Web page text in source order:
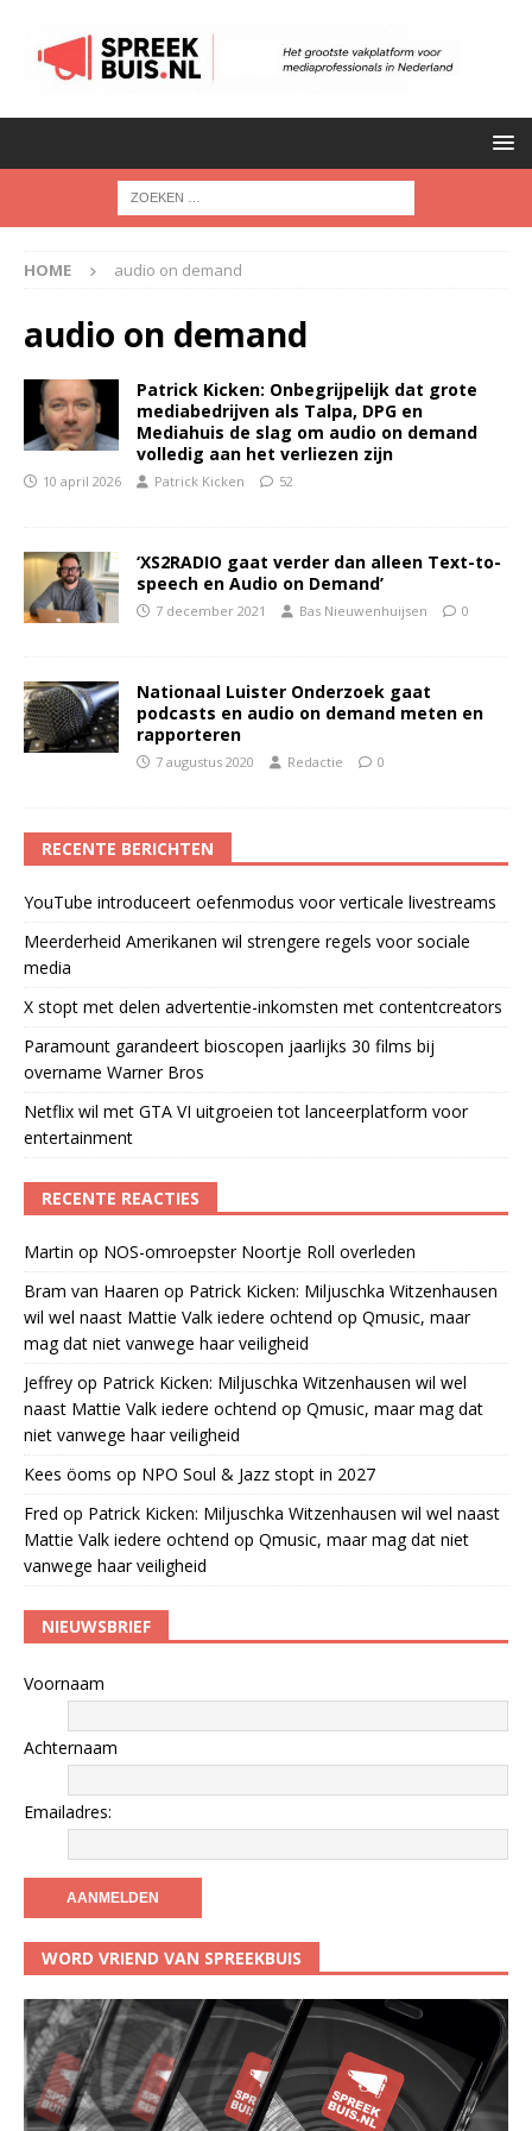
HOME audio on demand
audio on demand
Patrick Kicken: Onbegrijpelijk dat grote
mediabedrijven als Talpa, DPG en
Mediahuis de slag om audio on demand
volledig aan het verliezen zijn
10 april 2026 Patrick Kicken 52
‘XS2RADIO gaat verder dan alleen Text-to-
speech en Audio on Demand’
7 december 2021 Bas Nieuwenhuijsen 0
Nationaal Luister Onderzoek gaat
podcasts en audio on demand meten en
rapporteren
7 augustus 2020 Redactie 0
RECENTE BERICHTEN
YouTube introduceert oefenmodus voor verticale livestreams
Meerderheid Amerikanen wil strengere regels voor sociale
media
X stopt met delen advertentie-inkomsten met contentcreators
Paramount garandeert bioscopen jaarlijks 30 films bij
overname Warner Bros
Netflix wil met GTA VI uitgroeien tot lanceerplatform voor
entertainment
RECENTE REACTIES
Martin op NOS-omroepster Noortje Roll overleden
Bram van Haaren op Patrick Kicken: Miljuschka Witzenhausen
wil wel naast Mattie Valk iedere ochtend op Qmusic, maar
mag dat niet vanwege haar veiligheid
Jeffrey op Patrick Kicken: Miljuschka Witzenhausen wil wel
naast Mattie Valk iedere ochtend op Qmusic, maar mag dat
niet vanwege haar veiligheid
Kees öoms op NPO Soul & Jazz stopt in 2027
Fred op Patrick Kicken: Miljuschka Witzenhausen wil wel naast
Mattie Valk iedere ochtend op Qmusic, maar mag dat niet
vanwege haar veiligheid
NIEUWSBRIEF
Voornaam
Achternaam
Emailadres:
WORD VRIEND VAN SPREEKBUIS